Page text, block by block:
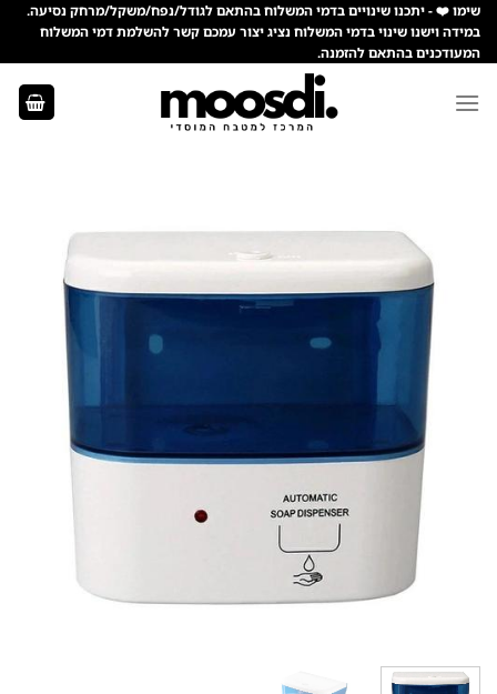
Skip
content
שימו ❤️ - יתכנו שינויים בדמי המשלוח בהתאם לגודל/נפח/משקל/מרחק נסיעה.
במידה וישנו שינוי בדמי המשלוח נציג יצור עמכם קשר להשלמת דמי המשלוח
המעודכנים בהתאם להזמנה.